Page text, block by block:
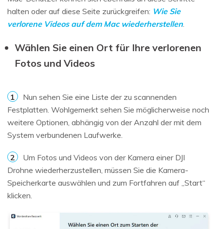
halten oder auf diese Seite zurückgreifen: Wie Sie
verlorene Videos auf dem Mac wiederherstellen
Wählen Sie einen Ort für Ihre verlorenen
Fotos und Videos
1
Nun sehen Sie eine Liste der zu scannenden
Festplatten. Wohlgemerkt sehen Sie möglicherweise noch
weitere Optionen, abhängig von der Anzahl der mit dem
System verbundenen Laufwerke.
2
Um Fotos und Videos von der Kamera einer DJI
Drohne wiederherzustellen, müssen Sie die Kamera-
Speicherkarte auswählen und zum Fortfahren auf „Start“
klicken.